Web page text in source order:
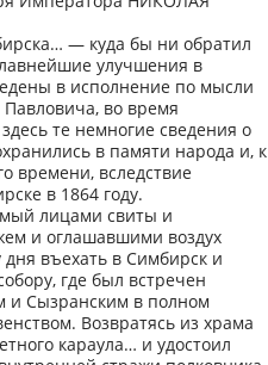
— куда бы ни обратил
улучшения в
в исполнение по мысли
во время
те немногие сведения о
в памяти народа и, к
времени, вследствие
в 1864 году.
лицами свиты и
и оглашавшими воздух
въехать в Симбирск и
где был встречен
и Сызранским в полном
Возвратясь из храма
караула… и удостоил